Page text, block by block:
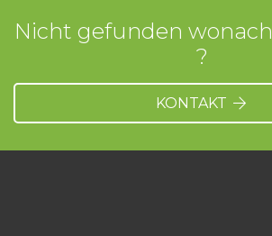
Nicht gefunden
?
KONTAKT